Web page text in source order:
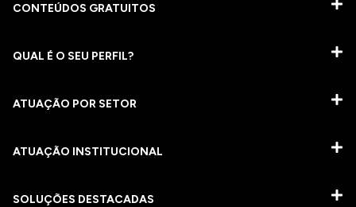
CONTEÚDOS GRATUITOS
QUAL É O SEU PERFIL?
ATUAÇÃO POR SETOR
ATUAÇÃO INSTITUCIONAL
SOLUÇÕES DESTACADAS